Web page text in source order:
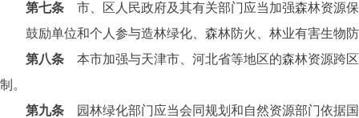
第七条 市、区人民政府及其有关部门应当加强森林资源
鼓励单位和个人参与造林绿化、森林防火、林业有害生物防
第八条 本市加强与天津市、河北省等地区的森林资源跨
制。
第九条
园林绿化部门应当会同规划和自然资源部门依据